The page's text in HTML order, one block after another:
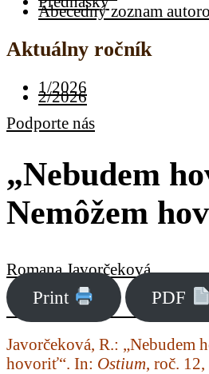
Abecedný zoznam
Aktuálny ročník
1/2026
2/2026
Podporte nás
„Nebudem
Nemôžem
Romana Javorčeková
Print PDF
Javorčeková, R.: „Nebudem
hovoriť“. In: Ostium, roč.